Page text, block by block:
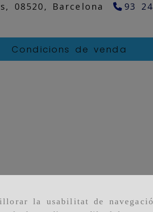
la usabilitat de
08520, Barcelona 93
Condicions de venda